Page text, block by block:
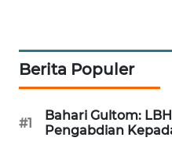
Berita Populer
#1
Bahari Gultom:
Pengabdian
TAMBANG
NEWS
SITUNGIR
NEWS